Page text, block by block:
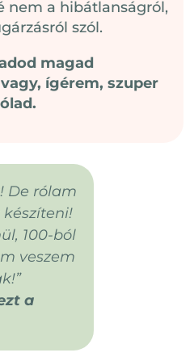
nem a hibátlanságról,
szól.
magad
ígérem, szuper
De rólam
100-ból
veszem
a